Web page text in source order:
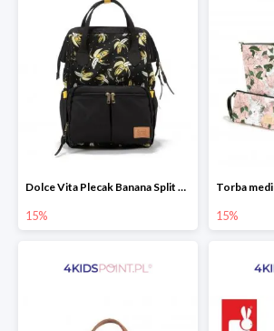
Dolce Vita Plecak Banana Split Black La Millou
15% 15%